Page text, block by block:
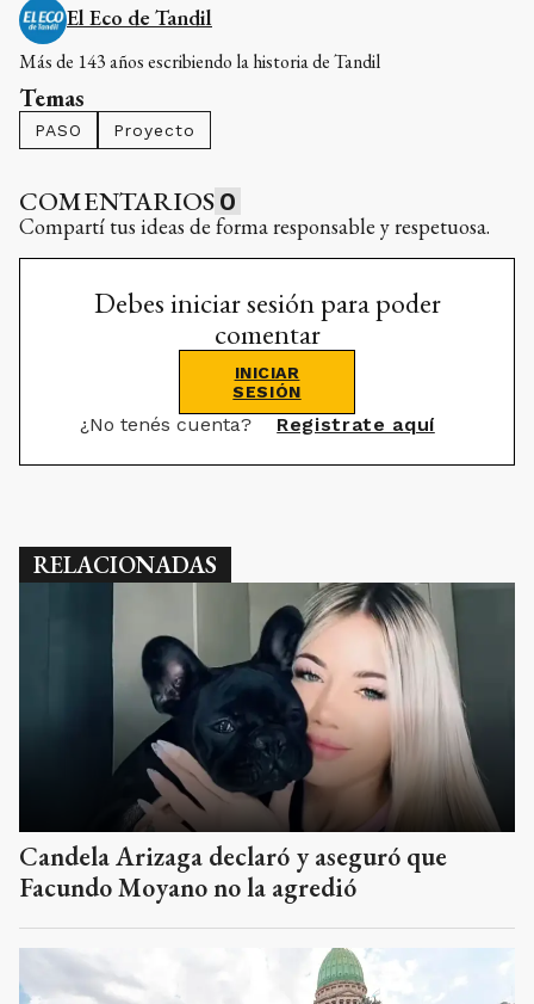
El Eco de Tandil
Más de 143 años escribiendo la historia de Tandil
Temas
PASO Proyecto
COMENTARIOS 0
Compartí tus ideas de forma responsable y respetuosa.
Debes iniciar sesión para poder
comentar
INICIAR
SESIÓN
¿No tenés cuenta? Registrate aquí
RELACIONADAS
Candela Arizaga declaró y aseguró que
Facundo Moyano no la agredió